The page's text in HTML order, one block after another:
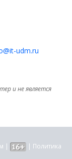
udm.ru
и не является
| | Политика